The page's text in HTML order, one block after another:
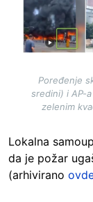
Poređenje
sredini) i AP-
zelenim
Lokalna
da je požar
(arhivirano